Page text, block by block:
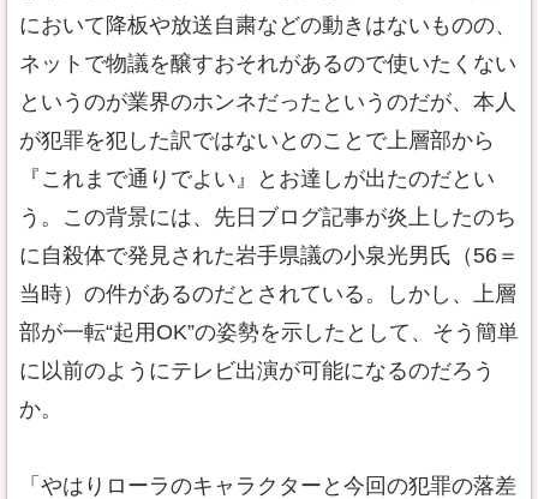
において降板や放送自粛などの動きはないものの、
ネットで物議を醸すおそれがあるので使いたくない
というのが業界のホンネだったというのだが、本人
が犯罪を犯した訳ではないとのことで上層部から
『これまで通りでよい』とお達しが出たのだとい
う。この背景には、先日ブログ記事が炎上したのち
に自殺体で発見された岩手県議の小泉光男氏（56＝
当時）の件があるのだとされている。しかし、上層
部が一転“起用OK”の姿勢を示したとして、そう簡単
に以前のようにテレビ出演が可能になるのだろう
か。
「やはりローラのキャラクターと今回の犯罪の落差